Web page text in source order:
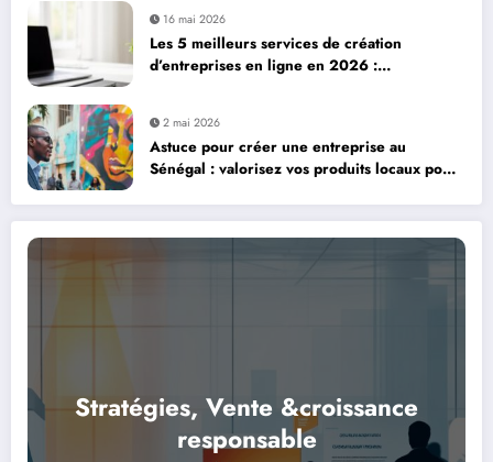
16 mai 2026
Les 5 meilleurs services de création
d’entreprises en ligne en 2026 :
2 mai 2026
Astuce pour créer une entreprise au
Sénégal : valorisez vos produits locaux pour
Stratégies, Vente &croissance
responsable